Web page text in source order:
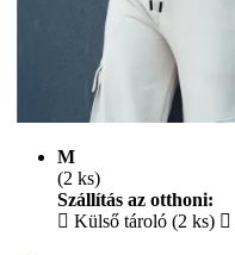
M
(2 ks)
Szállítás az otthoni:
Külső tároló (2 ks)